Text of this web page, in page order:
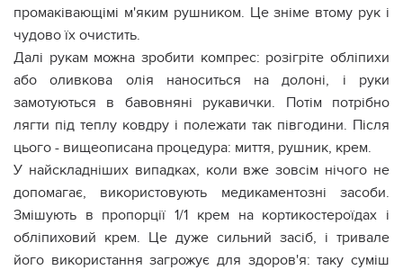
промаківающімі м'яким рушником. Це зніме втому рук і
чудово їх очистить.
Далі рукам можна зробити компрес: розігріте обліпихи
або оливкова олія наноситься на долоні, і руки
замотуються в бавовняні рукавички. Потім потрібно
лягти під теплу ковдру і полежати так півгодини. Після
цього - вищеописана процедура: миття, рушник, крем.
У найскладніших випадках, коли вже зовсім нічого не
допомагає, використовують медикаментозні засоби.
Змішують в пропорції 1/1 крем на кортикостероїдах і
обліпиховий крем. Це дуже сильний засіб, і тривале
його використання загрожує для здоров'я: таку суміш